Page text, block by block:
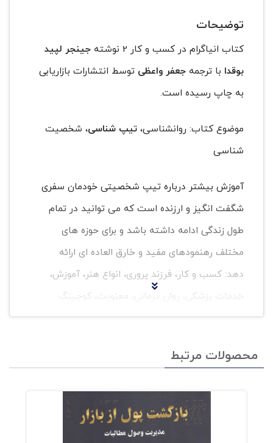
توضیحات
کتاب انیاگرام در کسب و کار 2 نوشته
جینجر لپید
بوقدا با ترجمه جعفر واعظی توسط انتشارات بازاریابی
به چاپ رسیده است.
موضوع کتاب: روانشناسی، تیپ شناسی، شخصیت
شناسی
آموزش بیشتر درباره تیپ شخصیتی خودمان سفری
شگفت انگیز و ارزنده است که می توانید در تمام
طول زندگی ادامه داشته باشد و برای حوزه های
مختلف رهنمودهای مفید و خارق العاده ای ارائه
دهد: کسب و کار، فرزند پروری، انواع هنر، آموزش،
خدمات پزشکی، روان درمانی، معنویت، کوچینگ.
تمام سبک های انیاگرام از یک تا نه و همه
تسط بر خویشتن
محصولات مرتبط